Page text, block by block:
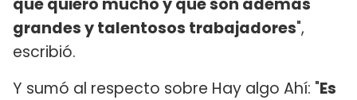
grandes y talentosos trabajadores",
escribió.
Y sumó al respecto sobre Hay algo Ahí: "Es